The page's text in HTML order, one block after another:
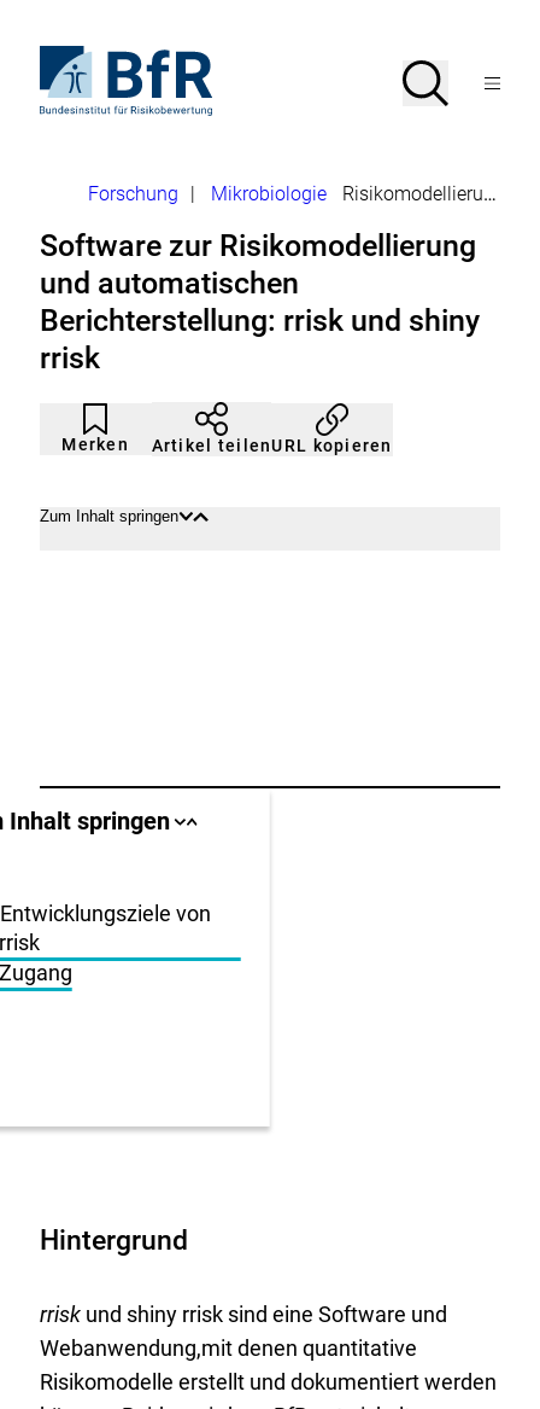
Seiteninhalt
springenStartseite
von
Suche
SucheMenü
Brotkrumennavigation
Forschung Mikrobiologie Risikomodellierung und automatische Berichterstellung (rrisk)
Software zur Risikomodellierung
und automatischen
Berichterstellung: rrisk und shiny
rrisk
Merken
Artikel
nicht
gemerkt
Durch
Klicken
der
Artikel teilenURL kopieren
Zum Inhalt springen InhaltInhalt
Inhalt springen Sprungankerliste
Sprungankerliste
von
Hintergrund
rriskund shiny rrisk sind eine Software und
Webanwendung,mit denen quantitative
Risikomodelle erstellt und dokumentiert werden